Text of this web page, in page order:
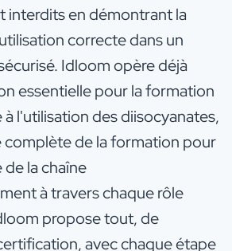
interdits en démontrant la
correcte dans un
Idloom opère déjà
essentielle pour la formation
l'utilisation des diisocyanates,
de la formation pour
la chaîne
à travers chaque rôle
propose tout, de
avec chaque étape